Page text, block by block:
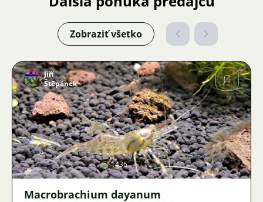
Zobraziť všetko
Obrázok
Jiří
Štěpánek
1436 1
Macrobrachium dayanum